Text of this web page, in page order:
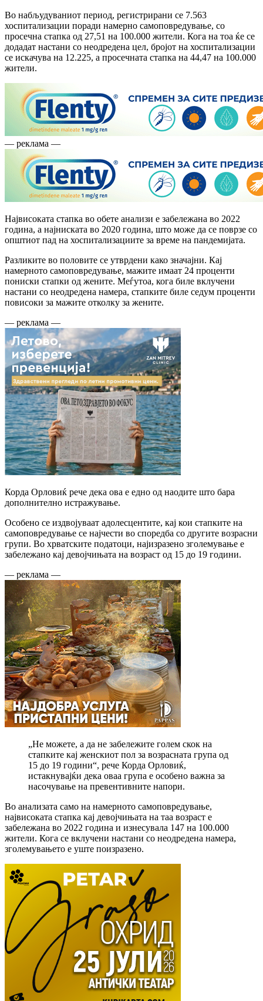
Во набљудуваниот период, регистрирани се 7.563
хоспитализации поради намерно самоповредување, со
просечна стапка од 27,51 на 100.000 жители. Кога на тоа ќе се
додадат настани со неодредена цел, бројот на хоспитализации
се искачува на 12.225, а просечната стапка на 44,47 на 100.000
жители.
— реклама —
Највисоката стапка во обете анализи е забележана во 2022
година, а најниската во 2020 година, што може да се поврзе со
општиот пад на хоспитализациите за време на пандемијата.
Разликите во половите се утврдени како значајни. Кај
намерното самоповредување, мажите имаат 24 проценти
пониски стапки од жените. Меѓутоа, кога биле вклучени
настани со неодредена намера, стапките биле седум проценти
повисоки за мажите отколку за жените.
— реклама —
Корда Орловиќ рече дека ова е едно од наодите што бара
дополнително истражување.
Особено се издвојуваат адолесцентите, кај кои стапките на
самоповредување се најчести во споредба со другите возрасни
групи. Во хрватските податоци, најизразено зголемување е
забележано кај девојчињата на возраст од 15 до 19 години.
— реклама —
„Не можете, а да не забележите голем скок на
стапките кај женскиот пол за возрасната група од
15 до 19 години“, рече Корда Орловиќ,
истакнувајќи дека оваа група е особено важна за
насочување на превентивните напори.
Во анализата само на намерното самоповредување,
највисоката стапка кај девојчињата на таа возраст е
забележана во 2022 година и изнесувала 147 на 100.000
жители. Кога се вклучени настани со неодредена намера,
зголемувањето е уште поизразено.